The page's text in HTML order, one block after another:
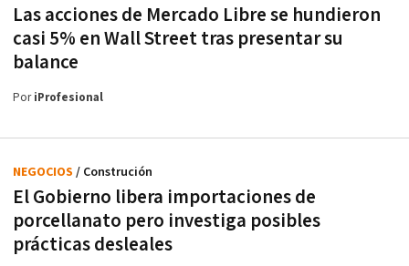
Las acciones de Mercado Libre se hundieron
casi 5% en Wall Street tras presentar su
balance
PoriProfesional
El Gobierno libera importaciones de
porcellanato pero investiga posibles
prácticas desleales
NEGOCIOS / Construción